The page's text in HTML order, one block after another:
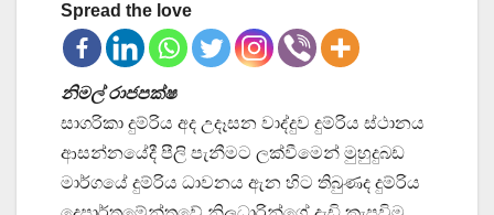
Spread the love
නිමල් රාජපක්ෂ
සාගරිකා දුම්රිය අද උදෑසන වාද්දුව දුම්රිය ස්ථානය
ආසන්නයේදී පීලි පැනීමට ලක්වීමෙන් මුහුදුබඩ
මාර්ගයේ දුම්රිය ධාවනය ඇන හිට තිබුණද දුම්රිය